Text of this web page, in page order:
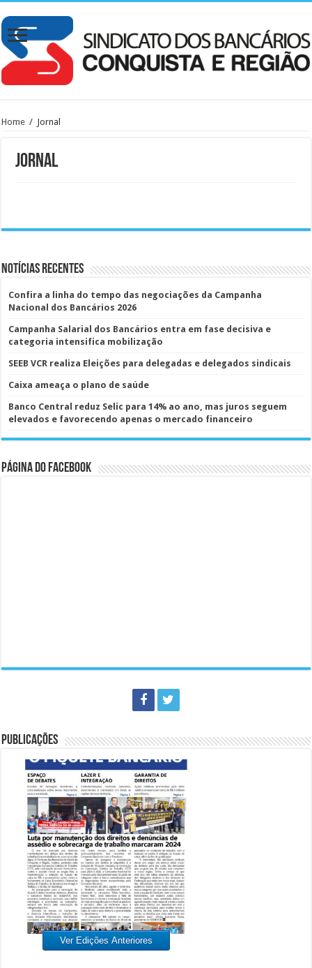
Home / Jornal
Jornal
Notícias Recentes
Confira a linha do tempo das negociações da Campanha
Nacional dos Bancários 2026
Campanha Salarial dos Bancários entra em fase decisiva e
categoria intensifica mobilização
SEEB VCR realiza Eleições para delegadas e delegados sindicais
Caixa ameaça o plano de saúde
Banco Central reduz Selic para 14% ao ano, mas juros seguem
elevados e favorecendo apenas o mercado financeiro
Página do Facebook
PUBLICAÇÕES
Ver Edições Anteriores